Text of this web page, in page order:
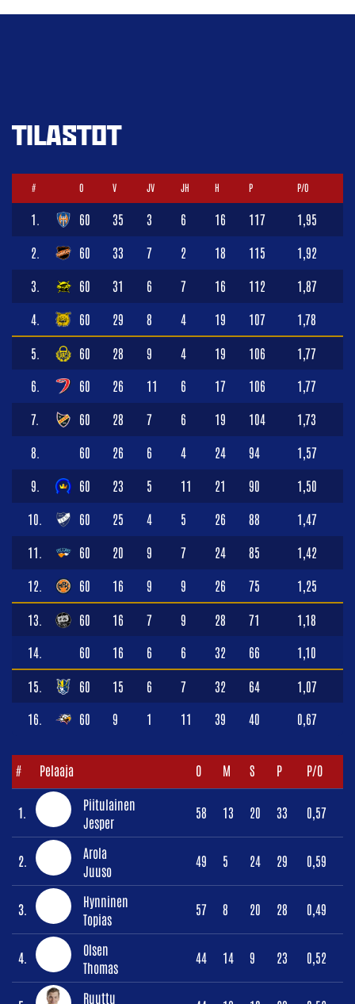
TILASTOT
# O V JV JH H P P/O
1. 60 35 3 6 16 117 1,95
2. 60 33 7 2 18 115 1,92
3. 60 31 6 7 16 112 1,87
4. 60 29 8 4 19 107 1,78
5. 60 28 9 4 19 106 1,77
6. 60 26 11 6 17 106 1,77
7. 60 28 7 6 19 104 1,73
8. 60 26 6 4 24 94 1,57
9. 60 23 5 11 21 90 1,50
10. 60 25 4 5 26 88 1,47
11. 60 20 9 7 24 85 1,42
12. 60 16 9 9 26 75 1,25
13. 60 16 7 9 28 71 1,18
14. 60 16 6 6 32 66 1,10
15. 60 15 6 7 32 64 1,07
16. 60 9 1 11 39 40 0,67
# Pelaaja O M S P P/O
1.
Piitulainen
Jesper
58 13 20 33 0,57
2.
Arola
Juuso
49 5 24 29 0,59
3.
Hynninen
Topias
57 8 20 28 0,49
4.
Olsen
Thomas
44 14 9 23 0,52
Ruuttu